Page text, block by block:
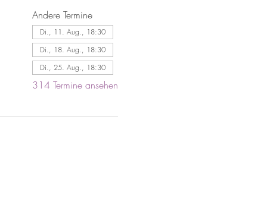
Andere Termine
Di., 11. Aug., 18:30
Di., 18. Aug., 18:30
Di., 25. Aug., 18:30
314 Termine ansehen